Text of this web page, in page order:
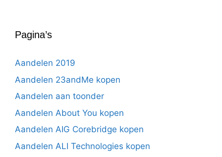
Pagina’s
Aandelen 2019
Aandelen 23andMe kopen
Aandelen aan toonder
Aandelen About You kopen
Aandelen AIG Corebridge kopen
Aandelen ALI Technologies kopen